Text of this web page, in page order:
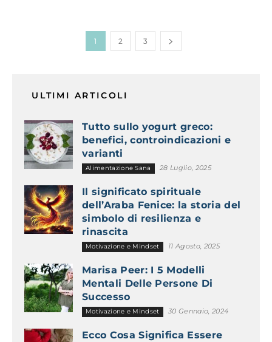
1 2 3
ULTIMI ARTICOLI
Tutto sullo yogurt greco:
benefici, controindicazioni e
varianti
Alimentazione Sana 28 Luglio, 2025
Il significato spirituale
dell’Araba Fenice: la storia del
simbolo di resilienza e
rinascita
Motivazione e Mindset 11 Agosto, 2025
Marisa Peer: I 5 Modelli
Mentali Delle Persone Di
Successo
Motivazione e Mindset 30 Gennaio, 2024
Ecco Cosa Significa Essere